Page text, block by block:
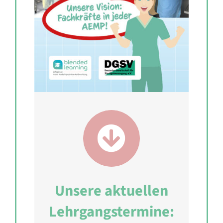
Unsere aktuellen
Lehrgangstermine: